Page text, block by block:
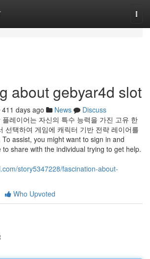
about gebyar4d slot
411 days ago News
Discuss
레이어는 자신의 특수 능력을 가진 고유 한
선택하여 게임에 캐릭터 기반 전략 레이어를
assist, you might want to sign in and
share with the individual trying to get help.
story5347228/fascination-about-
Who Upvoted